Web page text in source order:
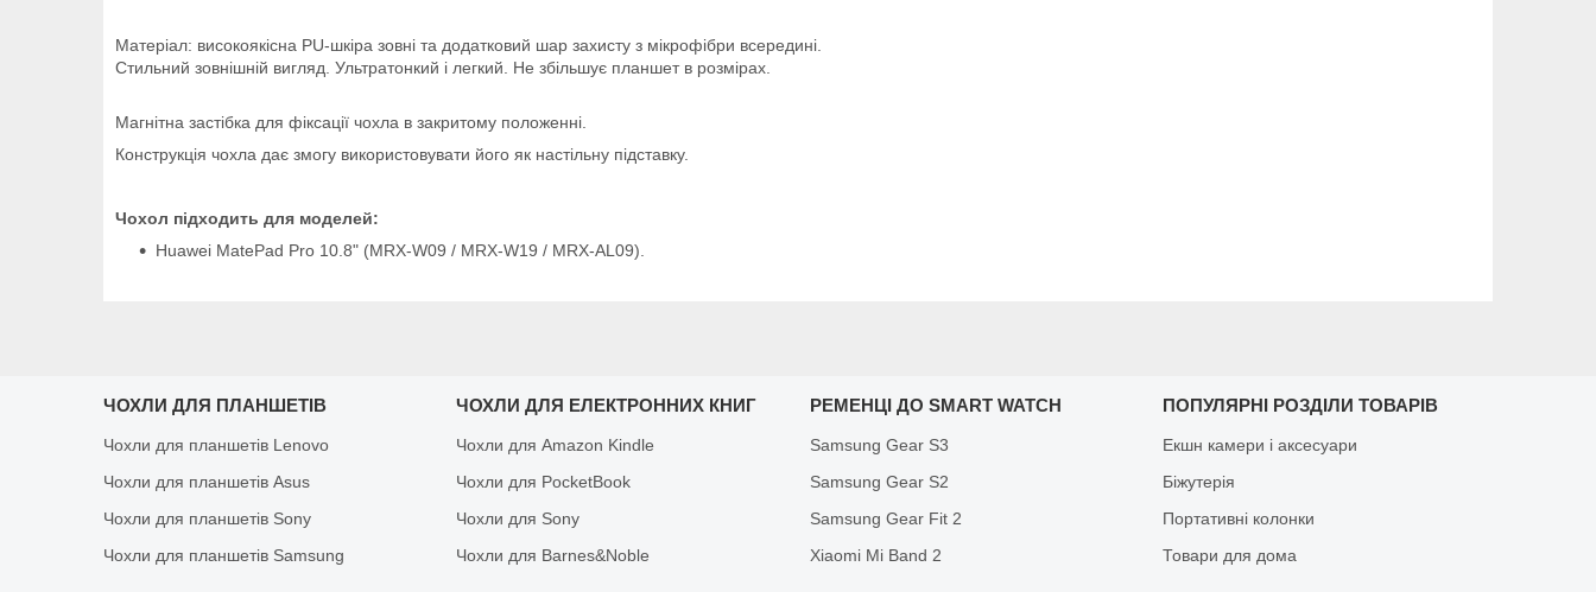
Матеріал: високоякісна PU-шкіра зовні та додатковий шар захисту з мікрофібри всередині.
Стильний зовнішній вигляд. Ультратонкий і легкий. Не збільшує планшет в розмірах.
Магнітна застібка для фіксації чохла в закритому положенні.
Конструкція чохла дає змогу використовувати його як настільну підставку.
Чохол підходить для моделей:
Huawei MatePad Pro 10.8" (MRX-W09 / MRX-W19 / MRX-AL09).
ЧОХЛИ ДЛЯ ПЛАНШЕТІВ
Чохли для планшетів Lenovo
Чохли для планшетів Asus
Чохли для планшетів Sony
Чохли для планшетів Samsung
ЧОХЛИ ДЛЯ ЕЛЕКТРОННИХ КНИГ
Чохли для Amazon Kindle
Чохли для PocketBook
Чохли для Sony
Чохли для Barnes&Noble
РЕМЕНЦІ ДО SMART WATCH
Samsung Gear S3
Samsung Gear S2
Samsung Gear Fit 2
Xiaomi Mi Band 2
ПОПУЛЯРНІ РОЗДІЛИ ТОВАРІВ
Екшн камери і аксесуари
Біжутерія
Портативні колонки
Товари для дома